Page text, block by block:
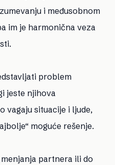
i međusobnom
im je harmonična veza
problem
jeste njihova
vagaju situacije i ljude,
moguće rešenje.
partnera ili do